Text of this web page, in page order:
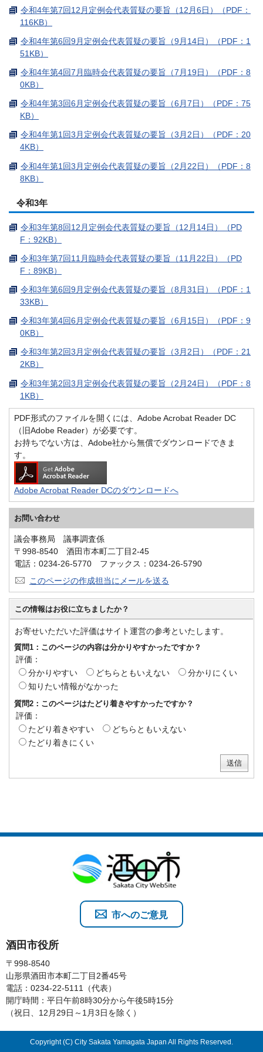
令和4年第7回12月定例会代表質疑の要旨（12月6日）（PDF：
116KB）
令和4年第6回9月定例会代表質疑の要旨（9月14日）（PDF：1
51KB）
令和4年第4回7月臨時会代表質疑の要旨（7月19日）（PDF：8
0KB）
令和4年第3回6月定例会代表質疑の要旨（6月7日）（PDF：75
KB）
令和4年第1回3月定例会代表質疑の要旨（3月2日）（PDF：20
4KB）
令和4年第1回3月定例会代表質疑の要旨（2月22日）（PDF：8
8KB）
令和3年
令和3年第8回12月定例会代表質疑の要旨（12月14日）（PD
F：92KB）
令和3年第7回11月臨時会代表質疑の要旨（11月22日）（PD
F：89KB）
令和3年第6回9月定例会代表質疑の要旨（8月31日）（PDF：1
33KB）
令和3年第4回6月定例会代表質疑の要旨（6月15日）（PDF：9
0KB）
令和3年第2回3月定例会代表質疑の要旨（3月2日）（PDF：21
2KB）
令和3年第2回3月定例会代表質疑の要旨（2月24日）（PDF：8
1KB）
PDF形式のファイルを開くには、Adobe Acrobat Reader DC
（旧Adobe Reader）が必要です。
お持ちでない方は、Adobe社から無償でダウンロードできま
す。
Adobe Acrobat Reader DCのダウンロードへ
お問い合わせ
議会事務局 議事調査係
〒998-8540 酒田市本町二丁目2-45
電話：0234-26-5770 ファックス：0234-26-5790
このページの作成担当にメールを送る
この情報はお役に立ちましたか？
お寄せいただいた評価はサイト運営の参考といたします。
質問1：このページの内容は分かりやすかったですか？
評価：
分かりやすい
どちらともいえない
分かりにくい
知りたい情報がなかった
質問2：このページはたどり着きやすかったですか？
評価：
たどり着きやすい
どちらともいえない
たどり着きにくい
酒田市役所
〒998-8540
山形県酒田市本町二丁目2番45号
電話：0234-22-5111（代表）
開庁時間：平日午前8時30分から午後5時15分
（祝日、12月29日～1月3日を除く）
市へのご意見
Copyright (C) City Sakata Yamagata Japan All Rights Reserved.